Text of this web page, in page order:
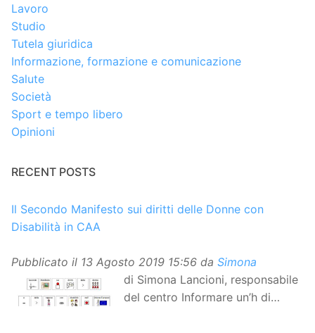
Lavoro
Studio
Tutela giuridica
Informazione, formazione e comunicazione
Salute
Società
Sport e tempo libero
Opinioni
RECENT POSTS
Il Secondo Manifesto sui diritti delle Donne con
Disabilità in CAA
Pubblicato il 13 Agosto 2019 15:56 da Simona
di Simona Lancioni, responsabile
del centro Informare un’h di